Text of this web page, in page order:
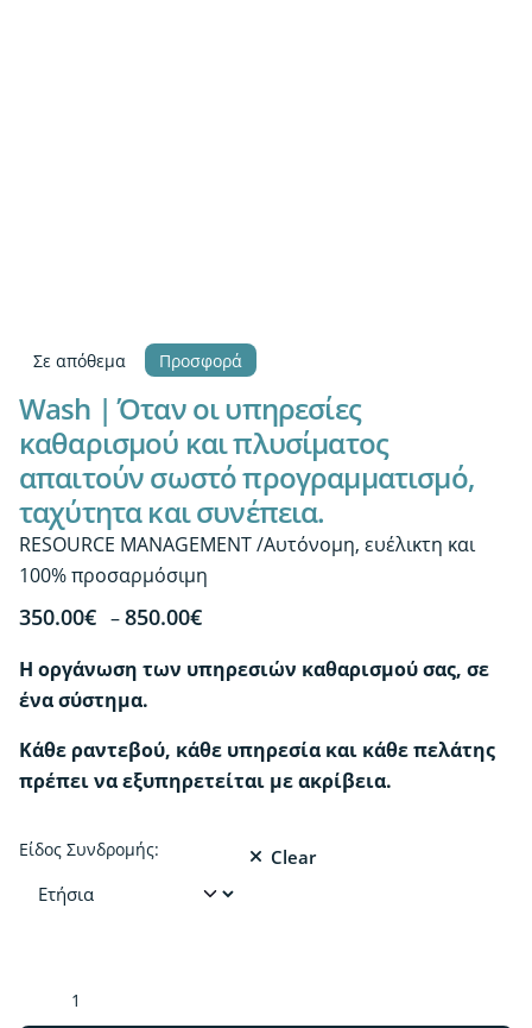
Σε απόθεμα Προσφορά
Wash | Όταν οι υπηρεσίες
καθαρισμού και πλυσίματος
απαιτούν σωστό προγραμματισμό,
ταχύτητα και συνέπεια.
RESOURCE MANAGEMENT /Αυτόνομη, ευέλικτη και
100% προσαρμόσιμη
350.00€ –850.00€Price
350.00€
850.00€
Η οργάνωση των υπηρεσιών καθαρισμού σας, σε
ένα σύστημα.
Κάθε ραντεβού, κάθε υπηρεσία και κάθε πελάτης
πρέπει να εξυπηρετείται με ακρίβεια.
Είδος Συνδρομής: Clear